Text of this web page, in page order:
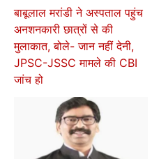
बाबूलाल मरांडी ने अस्पताल पहुंच
अनशनकारी छात्रों से की
मुलाकात, बोले- जान नहीं देनी,
JPSC-JSSC मामले की CBI
जांच हो